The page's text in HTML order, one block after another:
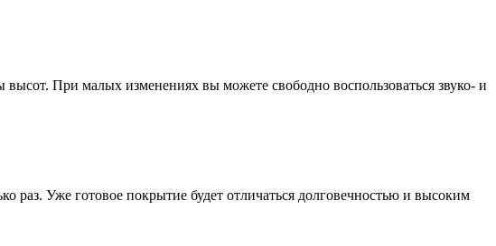
При малых изменениях вы можете свободно воспользоваться звуко- и
раз. Уже готовое покрытие будет отличаться долговечностью и высоким